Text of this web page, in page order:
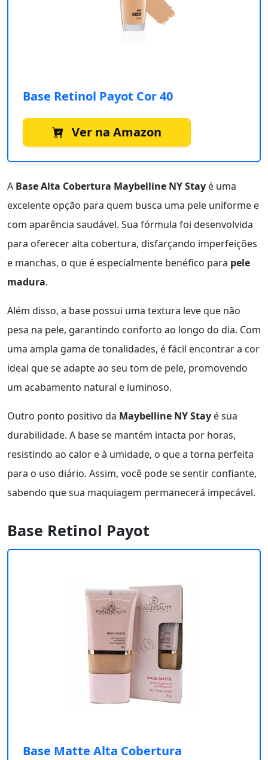
Base Retinol Payot Cor 40
Ver na Amazon
A Base Alta Cobertura Maybelline NY Stay é uma
excelente opção para quem busca uma pele uniforme e
com aparência saudável. Sua fórmula foi desenvolvida
para oferecer alta cobertura, disfarçando imperfeições
e manchas, o que é especialmente benéfico para pele
madura.
Além disso, a base possui uma textura leve que não
pesa na pele, garantindo conforto ao longo do dia. Com
uma ampla gama de tonalidades, é fácil encontrar a cor
ideal que se adapte ao seu tom de pele, promovendo
um acabamento natural e luminoso.
Outro ponto positivo da Maybelline NY Stay é sua
durabilidade. A base se mantém intacta por horas,
resistindo ao calor e à umidade, o que a torna perfeita
para o uso diário. Assim, você pode se sentir confiante,
sabendo que sua maquiagem permanecerá impecável.
Base Retinol Payot
Base Matte Alta Cobertura